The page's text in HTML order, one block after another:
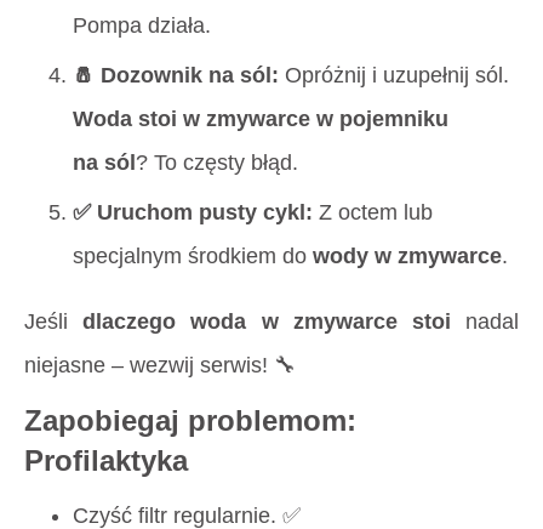
Pompa działa.
🧂 Dozownik na sól: Opróżnij i uzupełnij sól.
Woda stoi w zmywarce w pojemniku
na sól ? To częsty błąd.
✅ Uruchom pusty cykl: Z octem lub
specjalnym środkiem do wody w zmywarce.
Jeślidlaczego woda w zmywarce stoi nadal
niejasne – wezwij serwis! 🔧
Zapobiegaj problemom:
Profilaktyka
Czyść filtr regularnie. ✅